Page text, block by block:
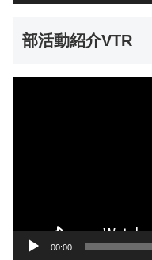
部活動紹介VTR
00:00